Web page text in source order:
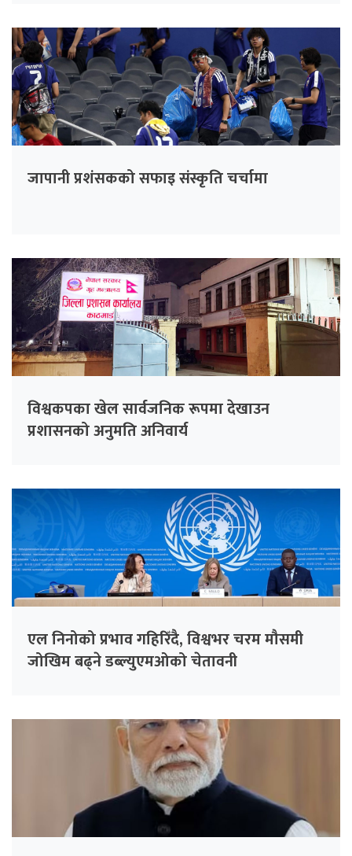
जापानी प्रशंसकको सफाइ संस्कृति चर्चामा
विश्वकपका खेल सार्वजनिक रूपमा देखाउन
प्रशासनको अनुमति अनिवार्य
एल निनोको प्रभाव गहिरिँदै, विश्वभर चरम मौसमी
जोखिम बढ्ने डब्ल्युएमओको चेतावनी